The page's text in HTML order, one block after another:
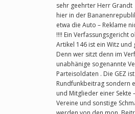
sehr geehrter Herr Grandt
hier in der
etwa die Auto – Reklame
!!!! Ein Verfassungsgericht
Artikel 146 ist ein Witz und
Denn wer sitzt denn im
unabhänige sogenannte
Parteisoldaten . Die GEZ
Rundfunkbeitrag sondern
und Mitglieder einer Sekte
Vereine und sonstige